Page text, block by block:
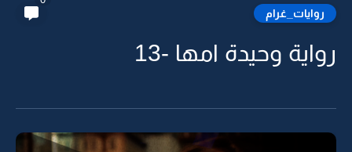
روايات_غرام
رواية وحيدة امها -13